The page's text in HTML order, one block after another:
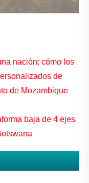
nación: cómo los
de
de Mozambique
baja de 4 ejes